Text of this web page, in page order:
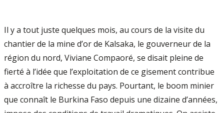
Il y a tout juste quelques mois, au cours de la visite du
chantier de la mine d’or de Kalsaka, le gouverneur de la
région du nord, Viviane Compaoré, se disait pleine de
fierté à l’idée que l’exploitation de ce gisement contribue
à accroître la richesse du pays. Pourtant, le boom minier
que connaît le Burkina Faso depuis une dizaine d’années,